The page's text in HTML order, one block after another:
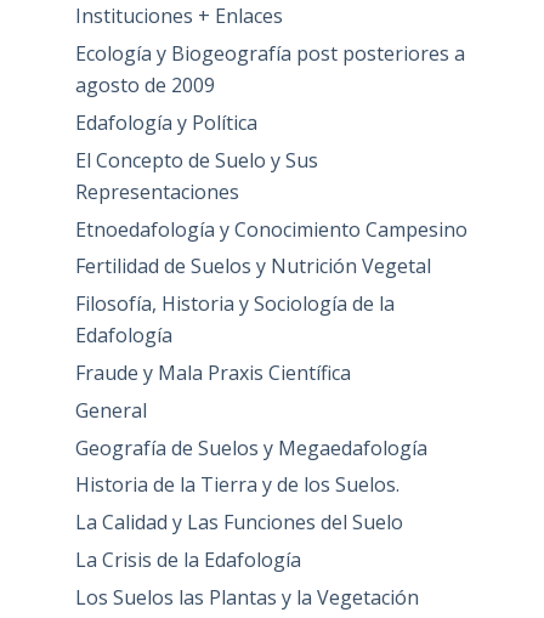
Instituciones + Enlaces
Ecología y Biogeografía post posteriores a
agosto de 2009
Edafología y Política
El Concepto de Suelo y Sus
Representaciones
Etnoedafología y Conocimiento Campesino
Fertilidad de Suelos y Nutrición Vegetal
Filosofía, Historia y Sociología de la
Edafología
Fraude y Mala Praxis Científica
General
Geografía de Suelos y Megaedafología
Historia de la Tierra y de los Suelos.
La Calidad y Las Funciones del Suelo
La Crisis de la Edafología
Los Suelos las Plantas y la Vegetación